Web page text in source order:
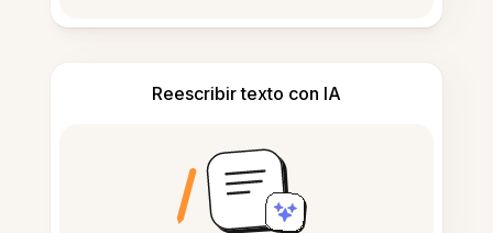
Reescribir texto con IA